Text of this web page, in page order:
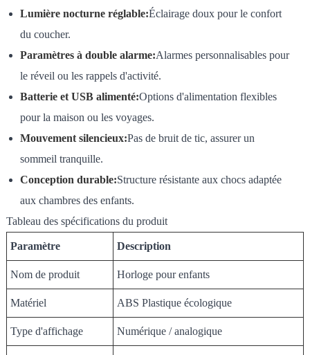
Lumière nocturne réglable:Éclairage doux pour le confort
du coucher.
Paramètres à double alarme:Alarmes personnalisables pour
le réveil ou les rappels d'activité.
Batterie et USB alimenté:Options d'alimentation flexibles
pour la maison ou les voyages.
Mouvement silencieux:Pas de bruit de tic, assurer un
sommeil tranquille.
Conception durable:Structure résistante aux chocs adaptée
aux chambres des enfants.
Tableau des spécifications du produit
Paramètre Description
Nom de produit Horloge pour enfants
Matériel ABS Plastique écologique
Type d'affichage Numérique / analogique